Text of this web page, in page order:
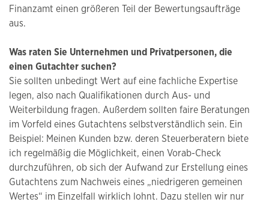
Finanzamt einen größeren Teil der Bewertungsaufträge
aus.
Was raten Sie Unternehmen und Privatpersonen, die
einen Gutachter suchen?
Sie sollten unbedingt Wert auf eine fachliche Expertise
legen, also nach Qualifikationen durch Aus- und
Weiterbildung fragen. Außerdem sollten faire Beratungen
im Vorfeld eines Gutachtens selbstverständlich sein. Ein
Beispiel: Meinen Kunden bzw. deren Steuerberatern biete
ich regelmäßig die Möglichkeit, einen Vorab-Check
durchzuführen, ob sich der Aufwand zur Erstellung eines
Gutachtens zum Nachweis eines „niedrigeren gemeinen
Wertes“ im Einzelfall wirklich lohnt. Dazu stellen wir nur